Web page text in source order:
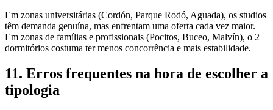
Em zonas universitárias (Cordón, Parque Rodó, Aguada), os studios
têm demanda genuína, mas enfrentam uma oferta cada vez maior.
Em zonas de famílias e profissionais (Pocitos, Buceo, Malvín), o 2
dormitórios costuma ter menos concorrência e mais estabilidade.
11. Erros frequentes na hora de escolher a
tipologia